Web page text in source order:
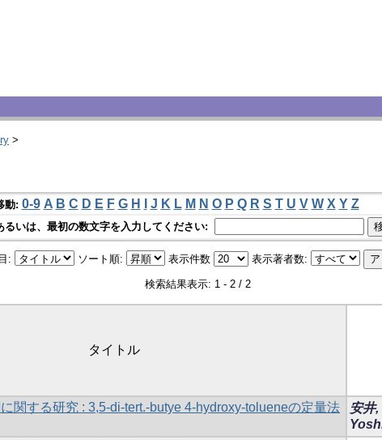
>
動: 0-9 A B C D E F G H J K L M N O P Q R S T U V W X Y Z
るいは、最初の数文字を入力してください:
: ソート順: 表示件数 表示著者数:
検索結果表示: 1 - 2 / 2
タイトル
関する研究 : 3,5-di-tert.-butye 4-hydroxy-tolueneの定量法
安井